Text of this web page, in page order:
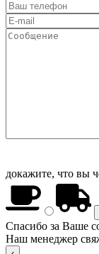
докажите, что вы
Спасибо за Ваше
Наш менеджер